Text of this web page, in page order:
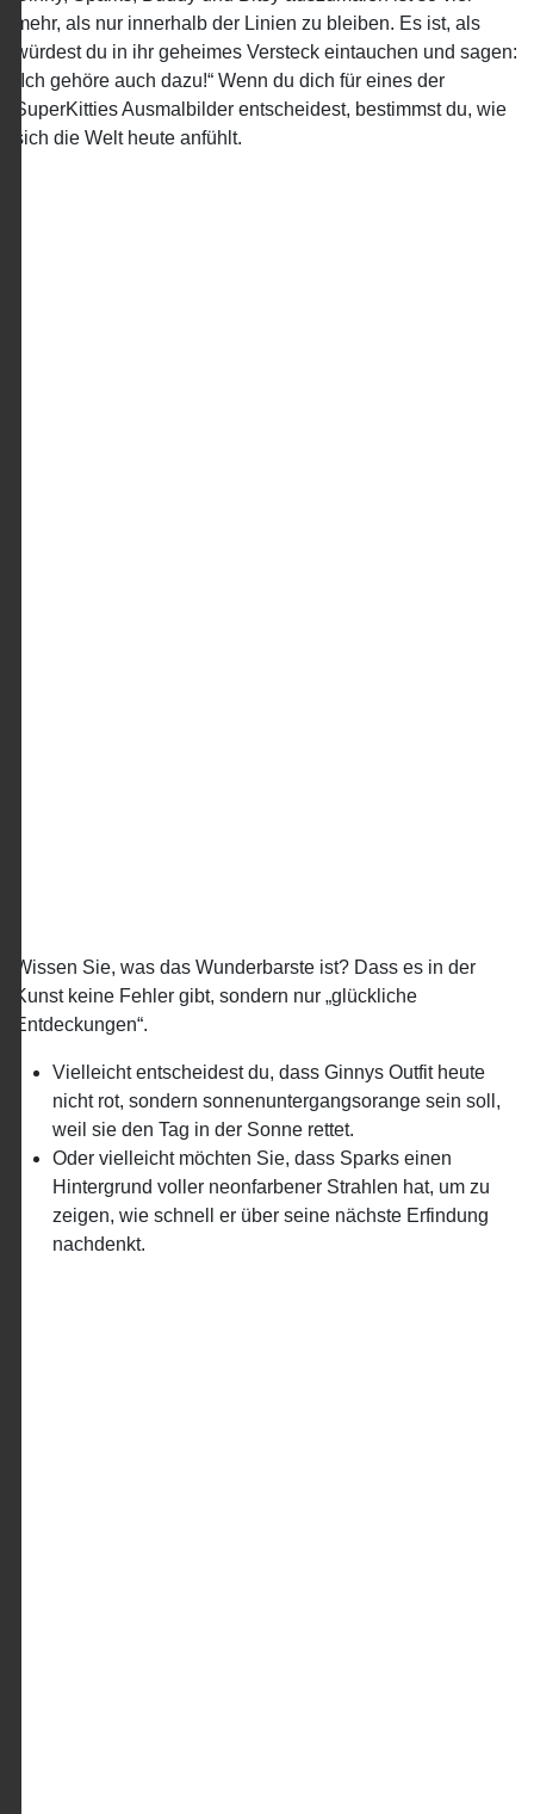
mehr, als nur innerhalb der Linien zu bleiben. Es ist, als
würdest du in ihr geheimes Versteck eintauchen und sagen:
„Ich gehöre auch dazu!“ Wenn du dich für eines der
SuperKitties Ausmalbilder entscheidest, bestimmst du, wie
sich die Welt heute anfühlt.
Wissen Sie, was das Wunderbarste ist? Dass es in der
Kunst keine Fehler gibt, sondern nur „glückliche
Entdeckungen“.
Vielleicht entscheidest du, dass Ginnys Outfit heute
nicht rot, sondern sonnenuntergangsorange sein soll,
weil sie den Tag in der Sonne rettet.
Oder vielleicht möchten Sie, dass Sparks einen
Hintergrund voller neonfarbener Strahlen hat, um zu
zeigen, wie schnell er über seine nächste Erfindung
nachdenkt.